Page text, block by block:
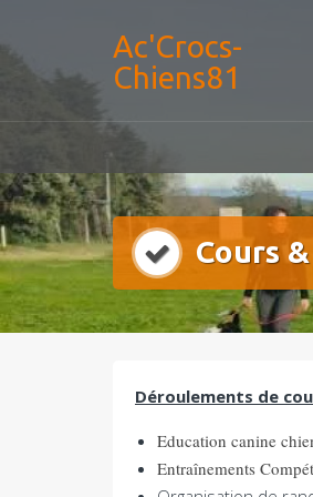
Ac'Crocs-
Chiens81
Cours
Déroulements de
Education canine
Entraînements